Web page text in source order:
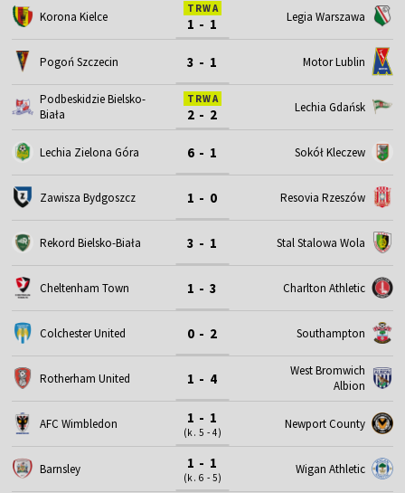
Korona Kielce
TRWA
1 - 1 Legia Warszawa
Pogoń Szczecin 3 - 1 Motor Lublin
Podbeskidzie Bielsko-
Biała
TRWA
2 - 2 Lechia Gdańsk
Lechia Zielona Góra 6 - 1 Sokół Kleczew
Zawisza Bydgoszcz 1 - 0 Resovia Rzeszów
Rekord Bielsko-Biała 3 - 1 Stal Stalowa Wola
Cheltenham Town 1 - 3 Charlton Athletic
Colchester United 0 - 2 Southampton
Rotherham United 1 - 4
West Bromwich
Albion
AFC Wimbledon 1 - 1
(k. 5 - 4)
Newport County
Barnsley 1 - 1
(k. 6 - 5)
Wigan Athletic